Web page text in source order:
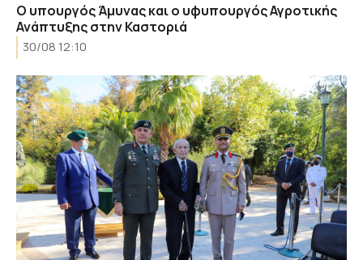
Ο υπουργός Άμυνας και ο υφυπουργός Αγροτικής
Ανάπτυξης στην Καστοριά
30/08 12:10